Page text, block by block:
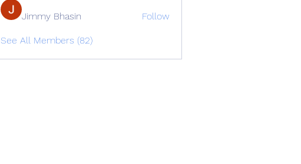
Jimmy Bhasin Follow
See All Members (82)